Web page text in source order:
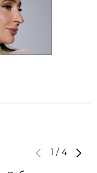
1 / 4